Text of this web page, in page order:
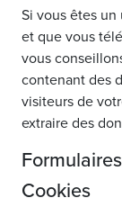
Si vous êtes
et que vous
vous
contenant des
visiteurs de
extraire des
Cookies